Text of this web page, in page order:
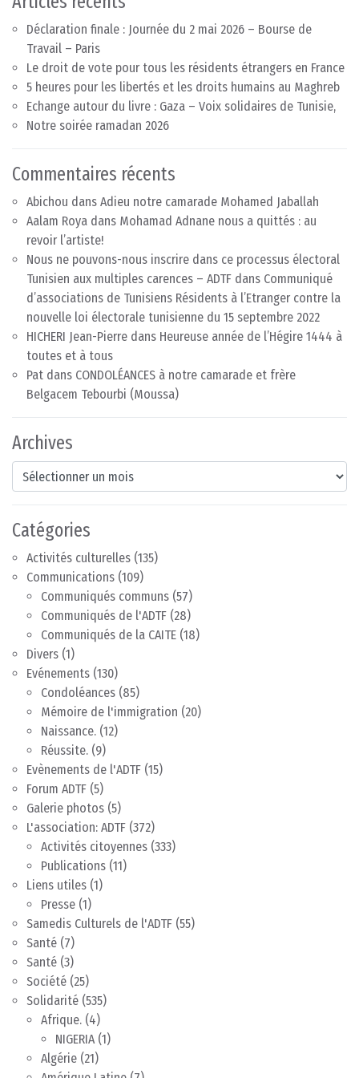
Déclaration finale : Journée du 2 mai 2026 – Bourse de
Travail – Paris
Le droit de vote pour tous les résidents étrangers en France
5 heures pour les libertés et les droits humains au Maghreb
Echange autour du livre : Gaza – Voix solidaires de Tunisie,
Notre soirée ramadan 2026
Commentaires récents
Abichou dans Adieu notre camarade Mohamed Jaballah
Aalam Roya dans Mohamad Adnane nous a quittés : au
revoir l’artiste!
Nous ne pouvons-nous inscrire dans ce processus électoral
Tunisien aux multiples carences – ADTF dans Communiqué
d’associations de Tunisiens Résidents à l’Etranger contre la
nouvelle loi électorale tunisienne du 15 septembre 2022
HICHERI Jean-Pierre dans Heureuse année de l’Hégire 1444 à
toutes et à tous
Pat dans CONDOLÉANCES à notre camarade et frère
Belgacem Tebourbi (Moussa)
Archives
Archives
Catégories
Activités culturelles (135)
Communications (109)
Communiqués communs (57)
Communiqués de l'ADTF (28)
Communiqués de la CAITE (18)
Divers (1)
Evénements (130)
Condoléances (85)
Mémoire de l'immigration (20)
Naissance. (12)
Réussite. (9)
Evènements de l'ADTF (15)
Forum ADTF (5)
Galerie photos (5)
L'association: ADTF (372)
Activités citoyennes (333)
Publications (11)
Liens utiles (1)
Presse (1)
Samedis Culturels de l'ADTF (55)
Santé (7)
Santé (3)
Société (25)
Solidarité (535)
Afrique. (4)
NIGERIA(1)
Algérie (21)